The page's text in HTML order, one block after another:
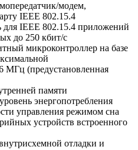
модем,
IEEE 802.15.4
для IEEE 802.15.4 приложений
до 250 кбит/с
микроконтроллер на базе
МГц (предустановленная
памяти
энергопотребления
управления режимом сна
устройств встроенного
отладки и